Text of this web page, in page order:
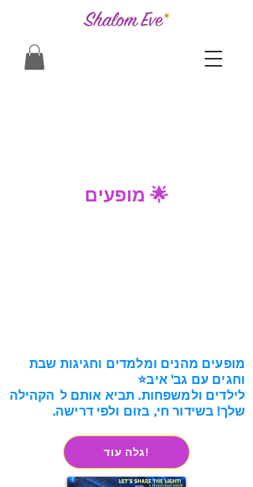
מופעים 🌟
מופעים מהנים ומלמדים וחגיגות שבת
וחגים עם גב' איב⭐
לילדים ולמשפחות. תביא אותם ל הקהילה
שלך! בשידור חי, בזום ולפי דרישה.
גלה עוד!